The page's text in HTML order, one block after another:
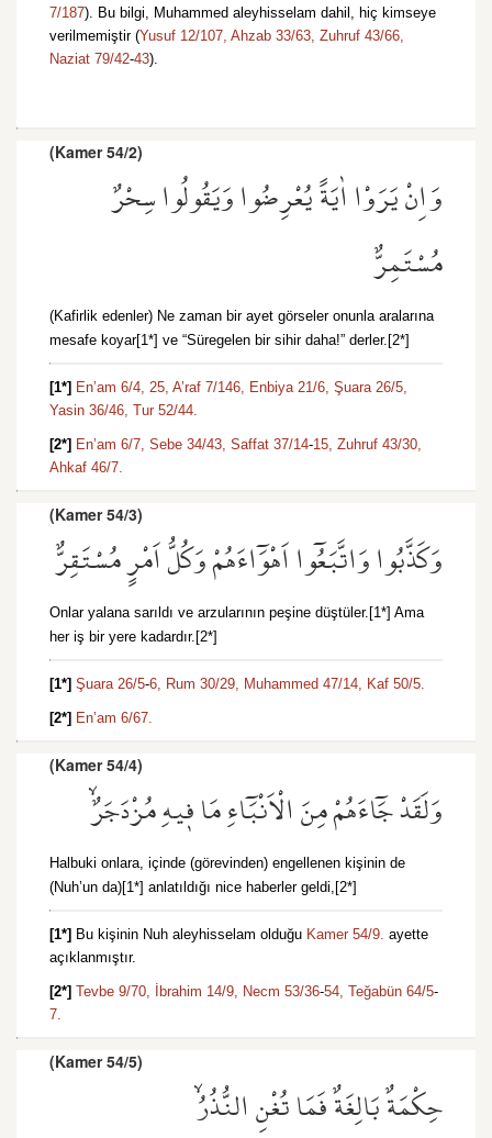
7/187). Bu bilgi, Muhammed aleyhisselam dahil, hiç kimseye
verilmemiştir (Yusuf 12/107, Ahzab 33/63, Zuhruf 43/66,
Naziat 79/42-43).
(Kamer 54/2)
وَاِنْ يَرَوْا اٰيَةً يُعْرِضُوا وَيَقُولُوا سِحْرٌ
مُسْتَمِرٌّ
(Kafirlik edenler) Ne zaman bir ayet görseler onunla aralarına
mesafe koyar[1*] ve “Süregelen bir sihir daha!” derler.[2*]
[1*] En’am 6/4, 25, A’raf 7/146, Enbiya 21/6, Şuara 26/5,
Yasin 36/46, Tur 52/44.
[2*] En’am 6/7, Sebe 34/43, Saffat 37/14-15, Zuhruf 43/30,
Ahkaf 46/7.
(Kamer 54/3)
وَكَذَّبُوا وَاتَّبَعُٓوا اَهْوَٓاءَهُمْ وَكُلُّ اَمْرٍ مُسْتَقِرٌّ
Onlar yalana sarıldı ve arzularının peşine düştüler.[1*] Ama
her iş bir yere kadardır.[2*]
[1*] Şuara 26/5-6, Rum 30/29, Muhammed 47/14, Kaf 50/5.
[2*] En’am 6/67.
(Kamer 54/4)
وَلَقَدْ جَٓاءَهُمْ مِنَ الْاَنْبَٓاءِ مَا ف۪يهِ مُزْدَجَرٌۙ
Halbuki onlara, içinde (görevinden) engellenen kişinin de
(Nuh’un da)[1*] anlatıldığı nice haberler geldi,[2*]
[1*] Bu kişinin Nuh aleyhisselam olduğu Kamer 54/9. ayette
açıklanmıştır.
[2*] Tevbe 9/70, İbrahim 14/9, Necm 53/36-54, Teğabün 64/5-
7.
(Kamer 54/5)
حِكْمَةٌ بَالِغَةٌ فَمَا تُغْنِ النُّذُرُۙ